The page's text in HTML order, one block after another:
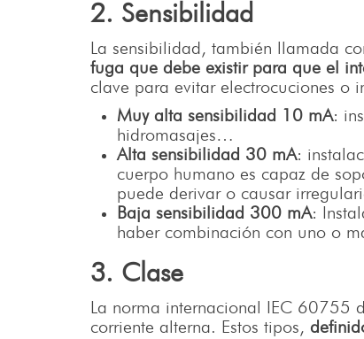
2. Sensibilidad
La sensibilidad, también llamada
fuga que debe existir para que el
clave para evitar electrocuciones o
Muy alta sensibilidad 10 mA:
hidromasajes…
Alta sensibilidad 30 mA:
cuerpo humano es capaz de
puede derivar o causar
Baja sensibilidad 300 mA:
haber combinación con uno o
3. Clase
La norma internacional IEC 60755
corriente alterna. Estos tipos,